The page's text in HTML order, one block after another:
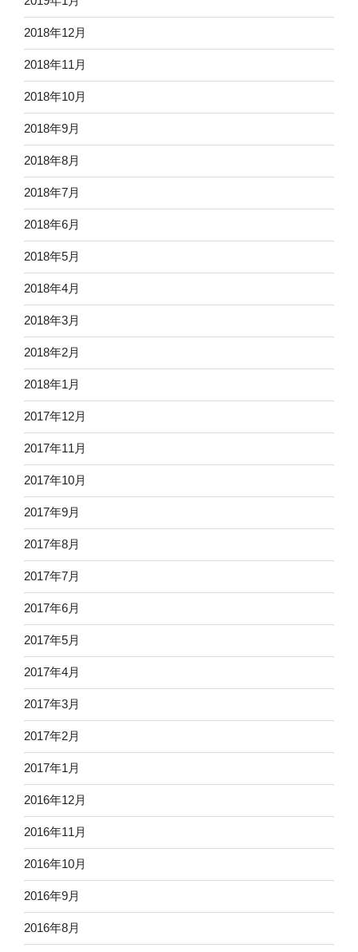
2018年12月
2018年11月
2018年10月
2018年9月
2018年8月
2018年7月
2018年6月
2018年5月
2018年4月
2018年3月
2018年2月
2018年1月
2017年12月
2017年11月
2017年10月
2017年9月
2017年8月
2017年7月
2017年6月
2017年5月
2017年4月
2017年3月
2017年2月
2017年1月
2016年12月
2016年11月
2016年10月
2016年9月
2016年8月